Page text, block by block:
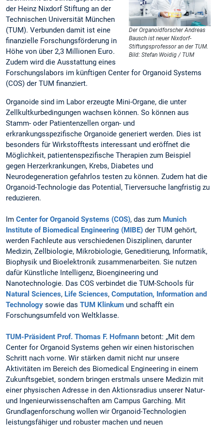
Der Organoidforscher Andreas
Bausch ist neuer Nixdorf-
Stiftungsprofessor an der TUM.
Bild: Stefan Woidig / TUM
der Heinz Nixdorf Stiftung an der
Technischen Universität München
(TUM). Verbunden damit ist eine
finanzielle Forschungsförderung in
Höhe von über 2,3 Millionen Euro.
Zudem wird die Ausstattung eines
Forschungslabors im künftigen Center for Organoid Systems
(COS) der TUM finanziert.
Organoide sind im Labor erzeugte Mini-Organe, die unter
Zellkultkurbedingungen wachsen können. So können aus
Stamm- oder Patientenzellen organ- und
erkrankungsspezifische Organoide generiert werden. Dies ist
besonders für Wirkstofftests interessant und eröffnet die
Möglichkeit, patientenspezifische Therapien zum Beispiel
gegen Herzerkrankungen, Krebs, Diabetes und
Neurodegeneration gefahrlos testen zu können. Zudem hat die
Organoid-Technologie das Potential, Tierversuche langfristig zu
reduzieren.
Im Center for Organoid Systems (COS), das zum Munich
Institute of Biomedical Engineering (MIBE) der TUM gehört,
werden Fachleute aus verschiedenen Disziplinen, darunter
Medizin, Zellbiologie, Mikrobiologie, Geneditierung, Informatik,
Biophysik und Bioelektronik zusammenarbeiten. Sie nutzen
dafür Künstliche Intelligenz, Bioengineering und
Nanotechnologie. Das COS verbindet die TUM-Schools für
Natural Sciences, Life Sciences, Computation, Information and
Technology sowie das TUM Klinkum und schafft ein
Forschungsumfeld von Weltklasse.
TUM-Präsident Prof. Thomas F. Hofmann betont: „Mit dem
Center for Organoid Systems gehen wir einen historischen
Schritt nach vorne. Wir stärken damit nicht nur unsere
Aktivitäten im Bereich des Biomedical Engineering in einem
Zukunftsgebiet, sondern bringen erstmals unsere Medizin mit
einer physischen Adresse in den Aktionsradius unserer Natur-
und Ingenieurwissenschaften am Campus Garching. Mit
Grundlagenforschung wollen wir Organoid-Technologien
leistungsfähiger und robuster machen und neuen